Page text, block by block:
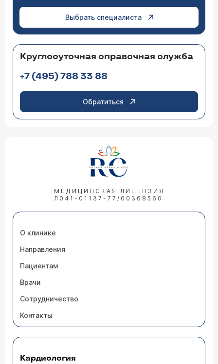
Выбрать специалиста
Круглосуточная справочная служба
+7 (495) 788 33 88
Обратиться
МЕДИЦИНСКАЯ ЛИЦЕНЗИЯ
Л041-01137-77/00368560
О клинике
Направления
Пациентам
Врачи
Сотрудничество
Контакты
Кардиология